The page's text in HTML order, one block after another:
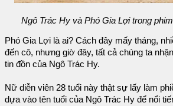
Ngô Trác Hy và Phó Gia Lợi trong phim
Phó Gia Lợi là ai? Cách đây mấy tháng,
đến cô, nhưng giờ đây, tất cả chúng ta
tin đồn của Ngô Trác Hy.
Nữ diễn viên 28 tuổi này thật sự lấy làm
dựa vào tên tuổi của Ngô Trác Hy để nổi